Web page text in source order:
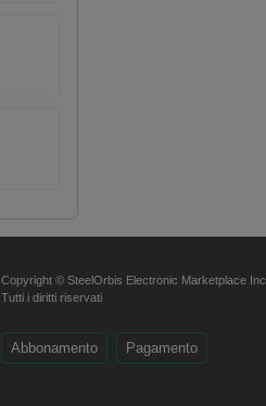
Copyright © SteelOrbis Electronic Marketplace Inc.
Tutti i diritti riservati
Abbonamento Pagamento